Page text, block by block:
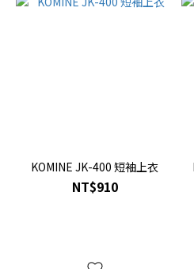
KOMINE JK-400 短袖上衣
NT$910